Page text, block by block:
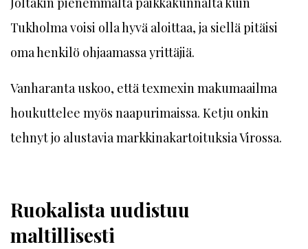
Tukholma voisi olla hyvä aloittaa, ja siellä pitäisi
oma henkilö ohjaamassa yrittäjiä.
Vanharanta uskoo, että tex­mexin makumaailma
houkuttelee myös naapurimaissa. Ketju onkin
tehnyt jo alustavia markkinakartoituksia Virossa.
Ruokalista uudistuu
maltillisesti